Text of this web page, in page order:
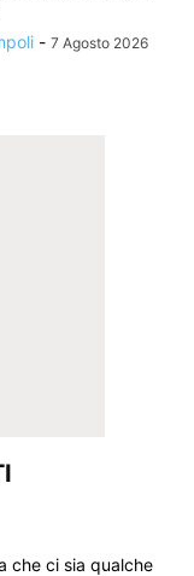
- 7 Agosto 2026
che ci sia qualche